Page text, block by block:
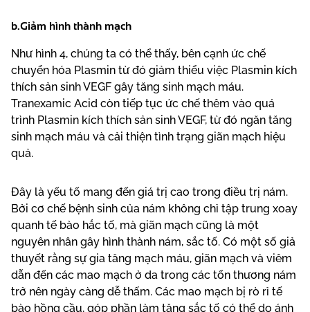
b.Giảm hình thành mạch
Như hình 4, chúng ta có thể thấy, bên cạnh ức chế
chuyển hóa Plasmin từ đó giảm thiểu việc Plasmin kích
thích sản sinh VEGF gây tăng sinh mạch máu.
Tranexamic Acid còn tiếp tục ức chế thêm vào quá
trình Plasmin kích thích sản sinh VEGF, từ đó ngăn tăng
sinh mạch máu và cải thiện tình trạng giãn mạch hiệu
quả.
Đây là yếu tố mang đến giá trị cao trong điều trị nám.
Bởi cơ chế bệnh sinh của nám không chỉ tập trung xoay
quanh tế bào hắc tố, mà giãn mạch cũng là một
nguyên nhân gây hình thành nám, sắc tố. Có một số giả
thuyết rằng sự gia tăng mạch máu, giãn mạch và viêm
dẫn đến các mao mạch ở da trong các tổn thương nám
trở nên ngày càng dễ thấm. Các mao mạch bị rò rỉ tế
bào hồng cầu, góp phần làm tăng sắc tố có thể do ánh